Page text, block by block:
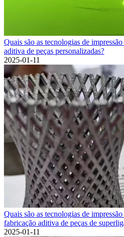
Quais são as tecnologias de
aditiva de peças personalizadas?
2025-01-11
Quais são as tecnologias de
fabricação aditiva de peças de
2025-01-11